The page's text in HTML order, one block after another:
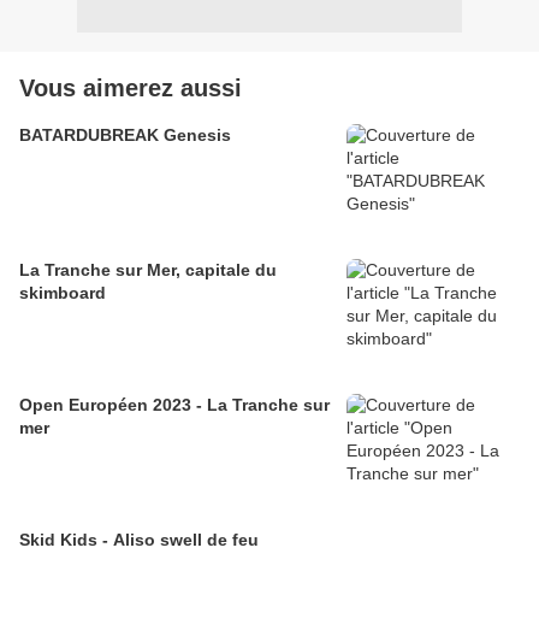
Vous aimerez aussi
BATARDUBREAK Genesis
La Tranche sur Mer, capitale du
skimboard
Open Européen 2023 - La Tranche sur
mer
Skid Kids - Aliso swell de feu